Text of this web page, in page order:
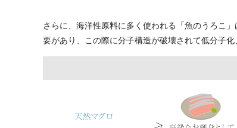
さらに、海洋性原料に多く使われる「魚のうろこ
要があり、この際に分子構造が破壊されて低分子